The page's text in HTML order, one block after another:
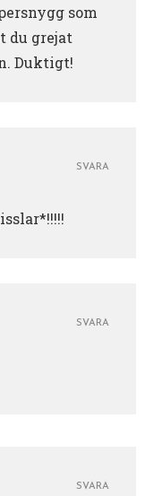
som
du grejat
Duktigt!
SVARA
SVARA
SVARA